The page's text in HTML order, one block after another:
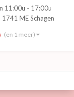
11:00u - 17:00u
ME Schagen
(en 1 meer)